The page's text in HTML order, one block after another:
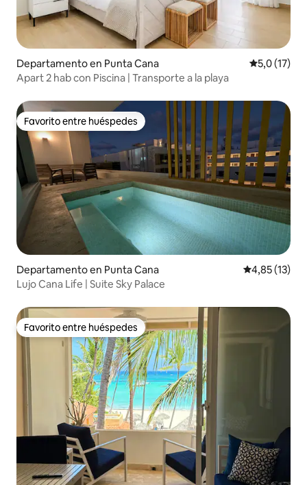
Departamento en Punta Cana Calificación
5,0 (17)
Apart 2 hab con Piscina | Transporte a la playa
Favorito entre huéspedes
Favorito entre huéspedes
Departamento en Punta Cana Calificación
4,85 (13)
Lujo Cana Life | Suite Sky Palace
Favorito entre huéspedes
Favorito entre huéspedes